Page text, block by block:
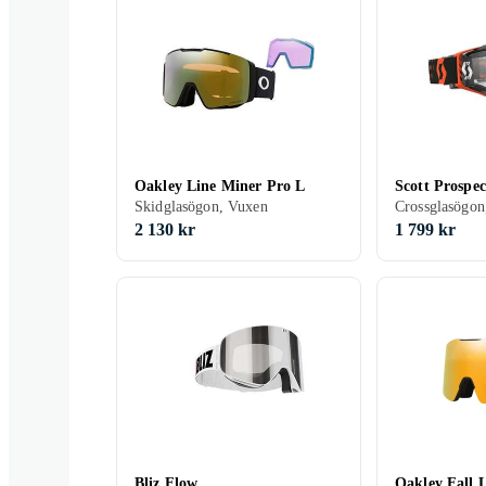
Oakley Line Miner Pro L
Skidglasögon, Vuxen
2 130 kr
Scott
1 799 kr